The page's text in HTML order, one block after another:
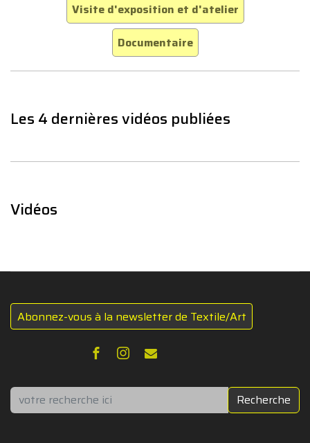
Visite d'exposition et d'atelier
Documentaire
Les 4 dernières vidéos publiées
Vidéos
Abonnez-vous à la newsletter de Textile/Art
Rechercher Recherche